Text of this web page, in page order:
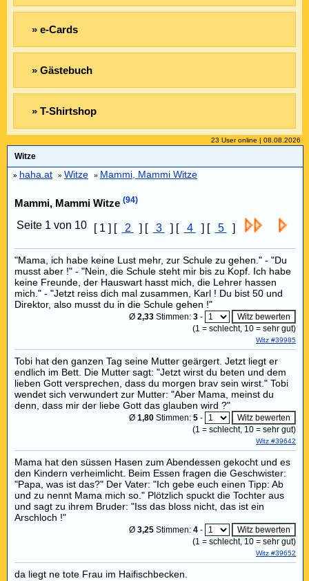
» e-Cards
» Gästebuch
» T-Shirtshop
23 User online | 08.08.2026
Witze
» haha.at » Witze » Mammi, Mammi Witze
Mammi, Mammi Witze (94)
Seite 1 von 10 [ 1 ] [ 2 ] [ 3 ] [ 4 ] [ 5 ]
"Mama, ich habe keine Lust mehr, zur Schule zu gehen." - "Du
musst aber !" - "Nein, die Schule steht mir bis zu Kopf. Ich habe
keine Freunde, der Hauswart hasst mich, die Lehrer hassen
mich." - "Jetzt reiss dich mal zusammen, Karl ! Du bist 50 und
Direktor, also musst du in die Schule gehen !"
Ø 2,33 Stimmen: 3 -
(1 = schlecht, 10 = sehr gut)
Witz #39985
Tobi hat den ganzen Tag seine Mutter geärgert. Jetzt liegt er
endlich im Bett. Die Mutter sagt: "Jetzt wirst du beten und dem
lieben Gott versprechen, dass du morgen brav sein wirst." Tobi
wendet sich verwundert zur Mutter: "Aber Mama, meinst du
denn, dass mir der liebe Gott das glauben wird ?"
Ø 1,80 Stimmen: 5 -
(1 = schlecht, 10 = sehr gut)
Witz #39642
Mama hat den süssen Hasen zum Abendessen gekocht und es
den Kindern verheimlicht. Beim Essen fragen die Geschwister:
"Papa, was ist das?" Der Vater: "Ich gebe euch einen Tipp: Ab
und zu nennt Mama mich so." Plötzlich spuckt die Tochter aus
und sagt zu ihrem Bruder: "Iss das bloss nicht, das ist ein
Arschloch !"
Ø 3,25 Stimmen: 4 -
(1 = schlecht, 10 = sehr gut)
Witz #39652
da liegt ne tote Frau im Haifischbecken.